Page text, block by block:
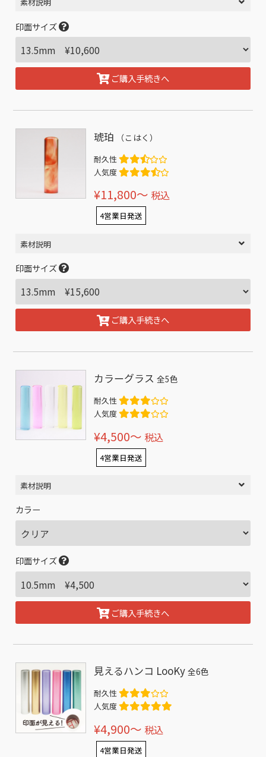
印面サイズ
ご購入手続きへ
琥珀 （こはく）
耐久性
人気度
¥11,800〜 税込
4営業日発送
素材説明
印面サイズ
ご購入手続きへ
カラーグラス全5色
耐久性
人気度
¥4,500〜 税込
4営業日発送
素材説明
カラー
印面サイズ
ご購入手続きへ
見えるハンコ LooKy全6色
耐久性
人気度
¥4,900〜 税込
4営業日発送